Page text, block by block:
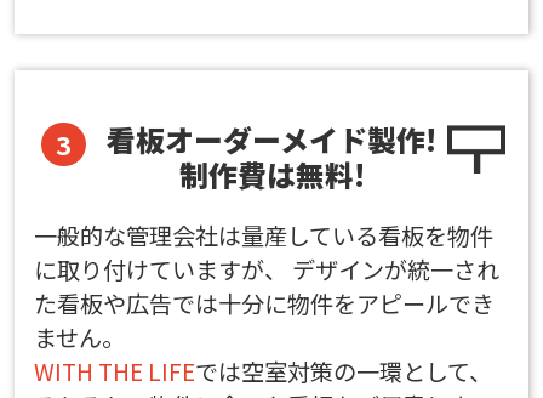
看板オーダーメイド製作!
制作費は無料!
一般的な管理会社は量産している看板を物件
に取り付けていますが、 デザインが統一され
た看板や広告では十分に物件をアピールでき
ません。
WITH THE LIFEでは空室対策の一環として、